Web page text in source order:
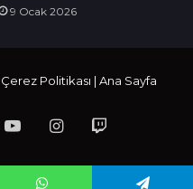
9 Ocak 2026
Çerez Politikası | Ana Sayfa
YouTubeInstagram